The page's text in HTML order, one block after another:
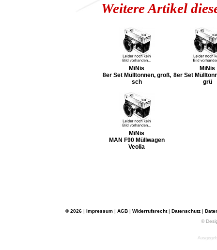
Weitere Artikel
MiNis
8er Set Mülltonnen, groß,
sch
MiNis
8er Set
grü
MiNis
MAN F90 Müllwagen
Veolia
© 2026 | Impressum | AGB | Widerrufsrecht| Datenschutz |
©